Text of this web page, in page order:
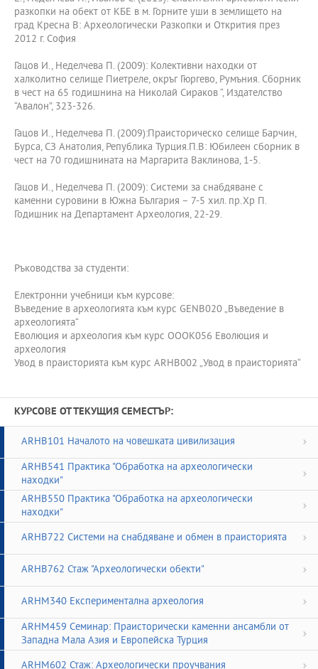
разкопки на обект от КБЕ в м. Горните уши в землището на
град Кресна В: Археологически Разкопки и Открития през
2012 г. София
Гацов И., Неделчева П. (2009): Колективни находки от
халколитно селище Пиетреле, окръг Гюргево, Румъния. Сборник
в чест на 65 годишнина на Николай Сираков “, Издателство
“Авалон”, 323-326.
Гацов И., Неделчева П. (2009):Праисторическо селище Барчин,
Бурса, СЗ Анатолия, Република Турция.П.В: Юбилеен сборник в
чест на 70 годишнината на Маргарита Ваклинова, 1-5.
Гацов И., Неделчева П. (2009): Системи за снабдяване с
каменни суровини в Южна България – 7-5 хил. пр.Хр П.
Годишник на Департамент Археология, 22-29.
Ръководства за студенти:
Електронни учебници към курсове:
Въведение в археологията към курс GENB020 „Въведение в
археологията“
Еволюция и археология към курс ОООК056 Еволюция и
археология
Увод в праисторията към курс ARHB002 „Увод в праисторията“
КУРСОВЕ ОТ ТЕКУЩИЯ СЕМЕСТЪР:
ARHB101 Началото на човешката цивилизация
ARHB541 Практика "Обработка на археологически
находки"
ARHB550 Практика "Обработка на археологически
находки"
ARHB722 Системи на снабдяване и обмен в праисторията
ARHB762 Стаж "Археологически обекти"
ARHM340 Експериментална археология
ARHM459 Семинар: Праисторически каменни ансамбли от
Западна Мала Азия и Европейска Турция
ARHM602 Стаж: Археологически проучвания